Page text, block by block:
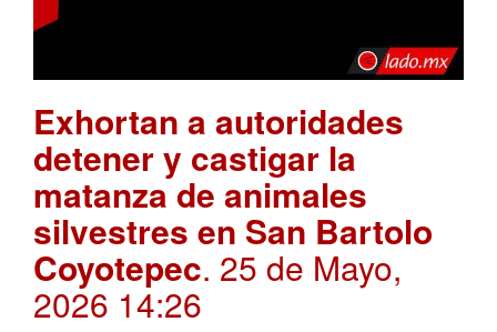
Exhortan a autoridades
detener y castigar la
matanza de animales
silvestres en San Bartolo
Coyotepec. 25 de Mayo,
2026 14:26